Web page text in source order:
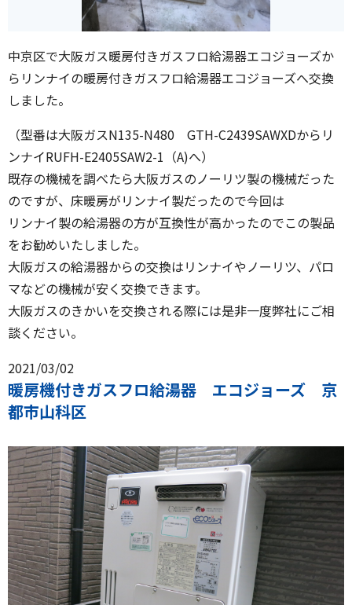
中京区で大阪ガス暖房付きガスフロ給湯器エコジョーズか
らリンナイの暖房付きガスフロ給湯器エコジョーズへ交換
しました。
（型番は大阪ガスN135-N480 GTH-C2439SAWXDからリ
ンナイRUFH-E2405SAW2-1（A)へ）
既存の機械を調べたら大阪ガスのノーリツ製の機械だった
のですが、床暖房がリンナイ製だったので今回は
リンナイ製の給湯器の方が互換性が高かったのでこの製品
をお勧めいたしました。
大阪ガスの給湯器からの交換はリンナイやノーリツ、パロ
マなどの機械が安く交換できます。
大阪ガスのきかいを交換される際には是非一度弊社にご相
談ください。
2021/03/02
暖房機付きガスフロ給湯器 エコジョーズ 京
都市山科区